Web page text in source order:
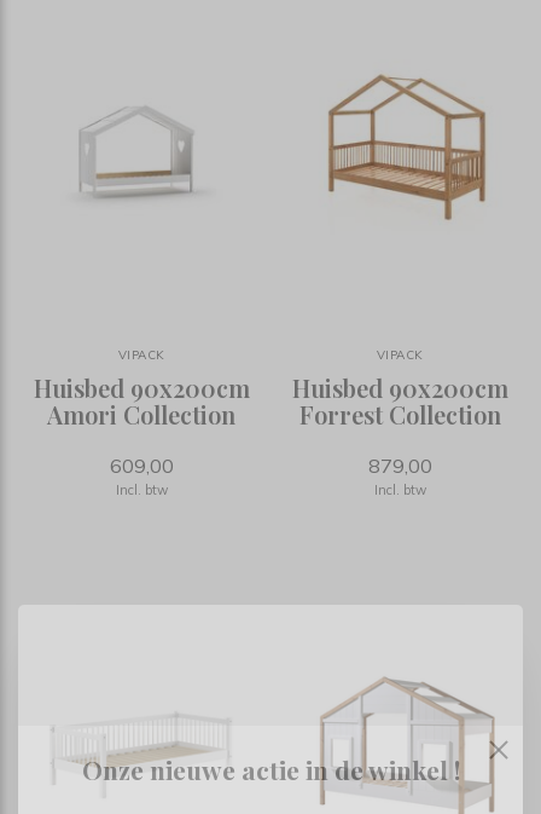
VIPACK
Huisbed 90x200cm
Amori Collection
609,00
Incl. btw
VIPACK
Huisbed 90x200cm
Forrest Collection
879,00
Incl. btw
Onze nieuwe actie in de winkel !